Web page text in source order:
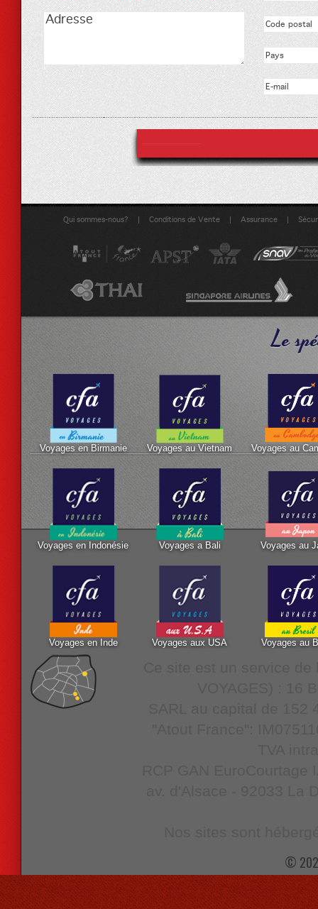
Qui sommes-nous? | Conditions de Vente | Assurance |
Le
Voyages en Birmanie Voyages au Vietnam Voyages au
Voyages en Indonésie Voyages a Bali Voyages au
Voyages en Inde Voyages aux USA Voyages au
©